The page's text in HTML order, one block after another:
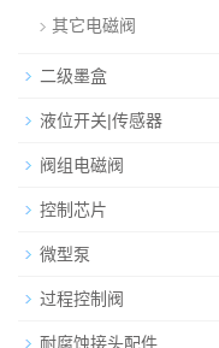
其它电磁阀
二级墨盒
液位开关|传感器
阀组电磁阀
控制芯片
微型泵
过程控制阀
耐腐蚀接头配件